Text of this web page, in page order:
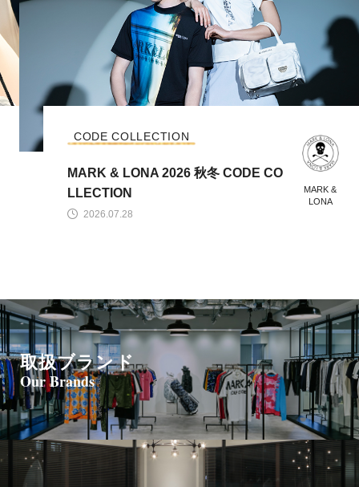
MARK &
LONA
2026.07.28
CODE COLLECTION
MARK & LONA 2026 秋冬 CODE CO
LLECTION
取扱ブランド
Our Brands